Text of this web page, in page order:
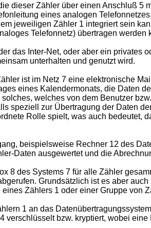
dieser Zähler über einen Anschluß 5
eines analogen
jeweiligen Zähler 1 integriert sein
Telefonnetz) übertragen werden
das Inter-Net, oder aber ein privates
unterhalten und genutzt wird.
ist im Netz 7 eine elektronische
eines Kalendermonats, die Daten
welches von dem Benutzer
speziell zur Übertragung der Daten
Rolle spielt, was auch bedeutet,
beispielsweise Rechner 12 des
Daten ausgewertet und die
8 des Systems 7 für alle Zähler
Grundsätzlich ist es aber
Zählers 1 oder einer Gruppe von
1 an das
bzw. kryptiert, wobei